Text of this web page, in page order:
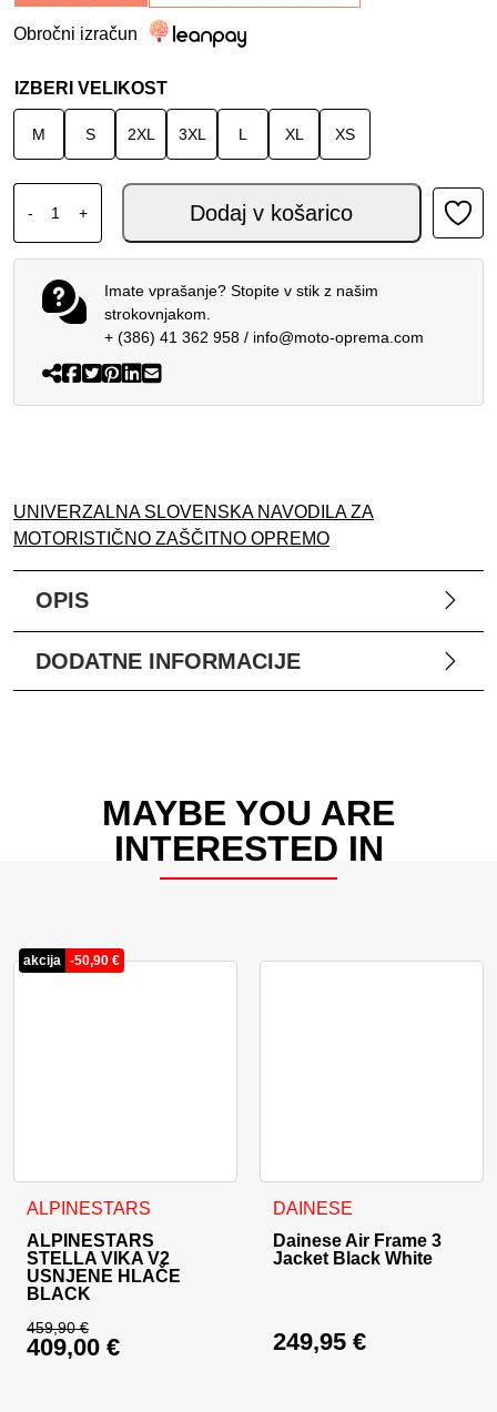
Obročni izračun
IZBERI VELIKOST
M S 2XL 3XL L XL XS
-
SPIDI MOTO JEGGINGS DYNEEMA® BLUE količina
+ Dodaj v košarico
Imate vprašanje? Stopite v stik z našim
strokovnjakom.
+ (386) 41 362 958/ info@moto-oprema.com
UNIVERZALNA SLOVENSKA NAVODILA ZA
MOTORISTIČNO ZAŠČITNO OPREMO
OPIS
DODATNE INFORMACIJE
MAYBE YOU ARE
INTERESTED IN
akcija -50,90 €
ALPINESTARS
ALPINESTARS
STELLA VIKA V2
USNJENE HLAČE
BLACK
459,90€
Izvirna cena je bila: 459,90 €.
409,00 €
Ta izdelek ima več različic. Možnosti lahko izberete na
DAINESE
Dainese Air Frame 3
Jacket Black White
249,95 €
Ta izdelek ima več različic.